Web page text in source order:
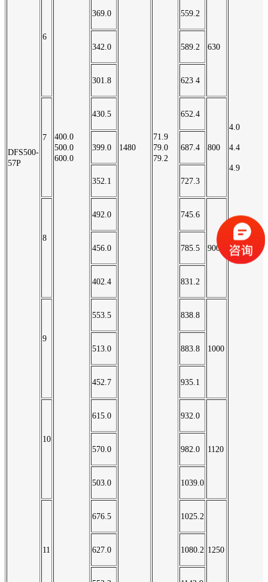
DFS500-
57P
400.0
500.0
600.0
1480
71.9
79.0
79.2
4.0
4.4
4.9
6
369.0 559.2
630
342.0 589.2
301.8 623 4
7
430.5 652.4
800
399.0 687.4
352.1 727.3
8
492.0 745.6
900
456.0 785.5
402.4 831.2
9
553.5 838.8
1000
513.0 883.8
452.7 935.1
10
615.0 932.0
1120
570.0 982.0
503.0 1039.0
11
676.5 1025.2
1250
627.0 1080.2